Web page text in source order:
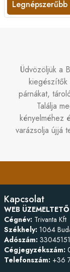
Üdvözöljük a
kiegészítők
párnákat,
Találja
kényelméhez
varázsolja újjá
Kapcsolat
WEB
Cégnév: Trivanta Kft
Székhely: 1064
Adószám:
Cégjegyzékszám:
Telefonszám: +36